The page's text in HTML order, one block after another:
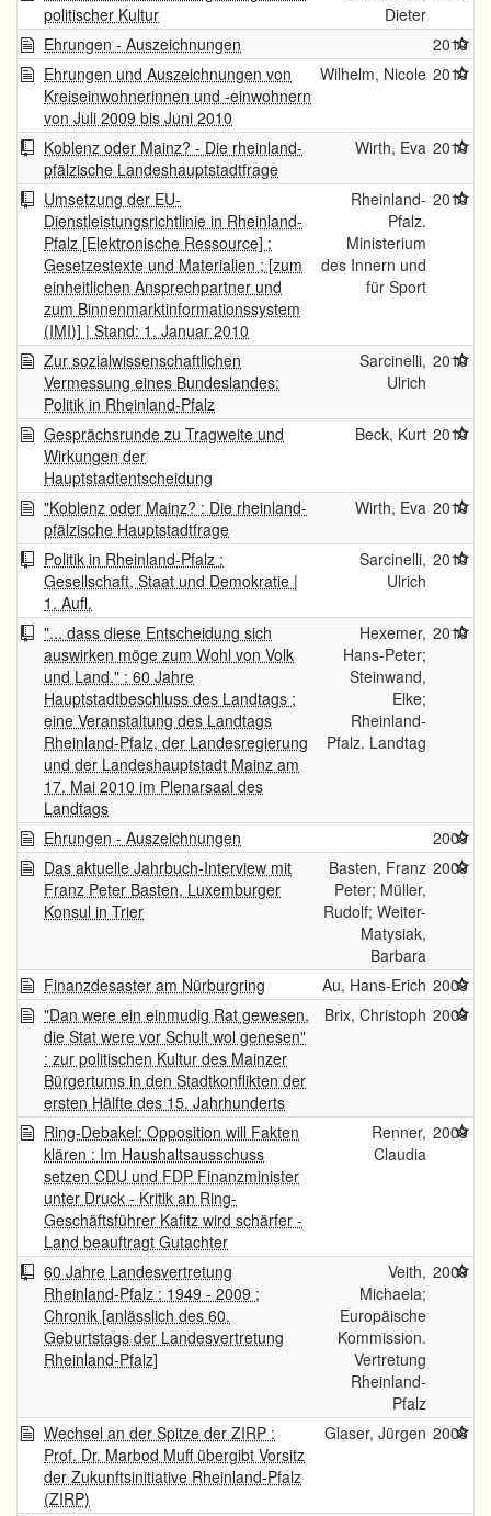
politischer Kultur
Dieter
Ehrungen - Auszeichnungen
2010
Ehrungen und Auszeichnungen von
Kreiseinwohnerinnen und -einwohnern
von Juli 2009 bis Juni 2010
Wilhelm, Nicole 2010
Koblenz oder Mainz? - Die rheinland-
pfälzische Landeshauptstadtfrage
Wirth, Eva 2010
Umsetzung der EU-
Dienstleistungsrichtlinie in Rheinland-
Pfalz [Elektronische Ressource] :
Gesetzestexte und Materialien ; [zum
einheitlichen Ansprechpartner und
zum Binnenmarktinformationssystem
(IMI)] | Stand: 1. Januar 2010
Rheinland-
Pfalz.
Ministerium
des Innern und
für Sport
2010
Zur sozialwissenschaftlichen
Vermessung eines Bundeslandes:
Politik in Rheinland-Pfalz
Sarcinelli,
Ulrich
2010
Gesprächsrunde zu Tragweite und
Wirkungen der
Hauptstadtentscheidung
Beck, Kurt 2010
"Koblenz oder Mainz? : Die rheinland-
pfälzische Hauptstadtfrage
Wirth, Eva 2010
Politik in Rheinland-Pfalz :
Gesellschaft, Staat und Demokratie |
1. Aufl.
Sarcinelli,
Ulrich
2010
"... dass diese Entscheidung sich
auswirken möge zum Wohl von Volk
und Land." : 60 Jahre
Hauptstadtbeschluss des Landtags ;
eine Veranstaltung des Landtags
Rheinland-Pfalz, der Landesregierung
und der Landeshauptstadt Mainz am
17. Mai 2010 im Plenarsaal des
Landtags
Hexemer,
Hans-Peter;
Steinwand,
Elke;
Rheinland-
Pfalz. Landtag
2010
Ehrungen - Auszeichnungen
2009
Das aktuelle Jahrbuch-Interview mit
Franz Peter Basten, Luxemburger
Konsul in Trier
Basten, Franz
Peter; Müller,
Rudolf; Weiter-
Matysiak,
Barbara
2009
Finanzdesaster am Nürburgring Au, Hans-Erich 2009
"Dan were ein einmudig Rat gewesen,
die Stat were vor Schult wol genesen"
: zur politischen Kultur des Mainzer
Bürgertums in den Stadtkonflikten der
ersten Hälfte des 15. Jahrhunderts
Brix, Christoph 2009
Ring-Debakel: Opposition will Fakten
klären : Im Haushaltsausschuss
setzen CDU und FDP Finanzminister
unter Druck - Kritik an Ring-
Geschäftsführer Kafitz wird schärfer -
Land beauftragt Gutachter
Renner,
Claudia
2009
60 Jahre Landesvertretung
Rheinland-Pfalz : 1949 - 2009 ;
Chronik [anlässlich des 60.
Geburtstags der Landesvertretung
Rheinland-Pfalz]
Veith,
Michaela;
Europäische
Kommission.
Vertretung
Rheinland-
Pfalz
2009
Wechsel an der Spitze der ZIRP :
Prof. Dr. Marbod Muff übergibt Vorsitz
der Zukunftsinitiative Rheinland-Pfalz
(ZIRP)
Glaser, Jürgen 2008